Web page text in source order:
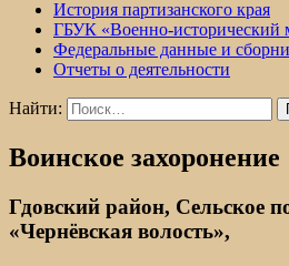
История партизанского края
ГБУК «Военно-исторический
Федеральные данные и
Отчеты о деятельности
Найти:
Воинское захоронение
Гдовский район, Сельское
«Чернёвская волость»,